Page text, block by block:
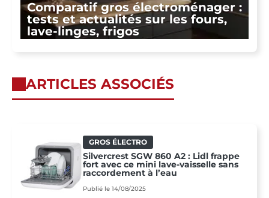
Comparatif gros électroménager :
tests et actualités sur les fours,
lave-linges, frigos
ARTICLES ASSOCIÉS
GROS ÉLECTRO
Silvercrest SGW 860 A2 : Lidl frappe
fort avec ce mini lave-vaisselle sans
raccordement à l’eau
Publié le 14/08/2025